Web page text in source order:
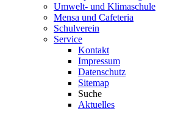
Umwelt- und Klimaschule
Mensa und Cafeteria
Schulverein
Service
Kontakt
Impressum
Datenschutz
Sitemap
Suche
Aktuelles